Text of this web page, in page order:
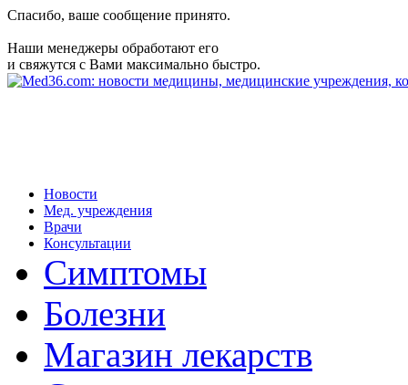
Спасибо, ваше сообщение принято.
Наши менеджеры обработают его
и свяжутся с Вами максимально быстро.
Новости
Мед. учреждения
Врачи
Консультации
Симптомы
Болезни
Магазин лекарств